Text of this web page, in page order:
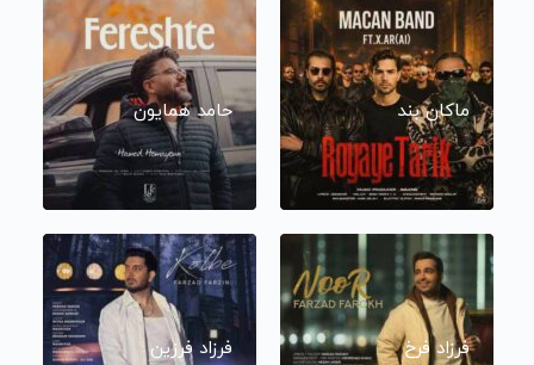
ماکان بند حامد همایون
فرزاد فرخ فرزاد فرزین